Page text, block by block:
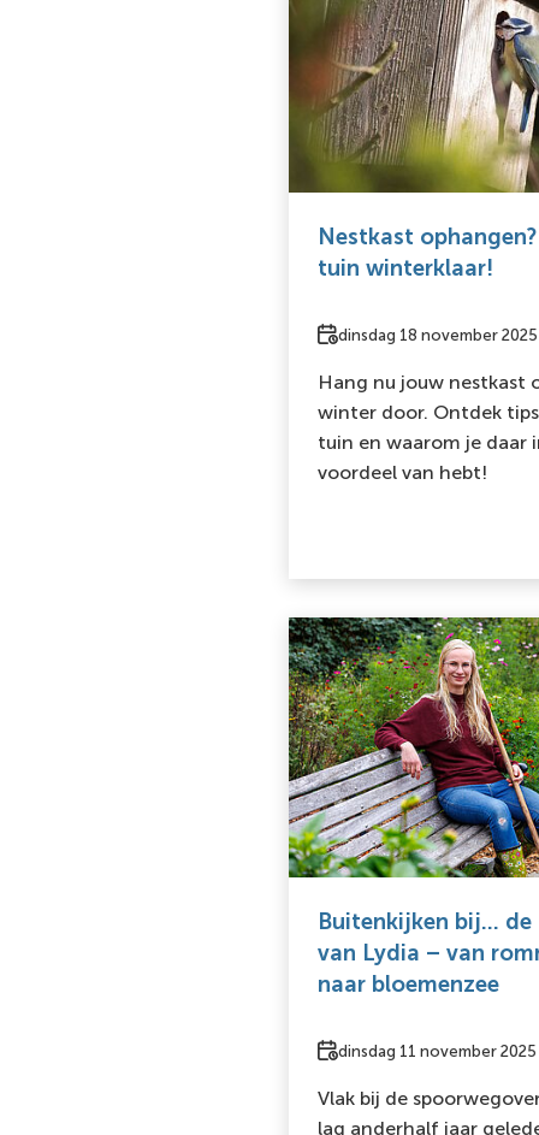
Nestkast
tuin winterklaar!
Datum
dinsdag 18 november 2025
Hang nu jouw nestkast
winter door. Ontdek
tuin en waarom je daar
voordeel van hebt!
Buitenkijken bij...
van Lydia – van
naar bloemenzee
Datum
dinsdag 11 november 2025
Vlak bij de
lag anderhalf jaar